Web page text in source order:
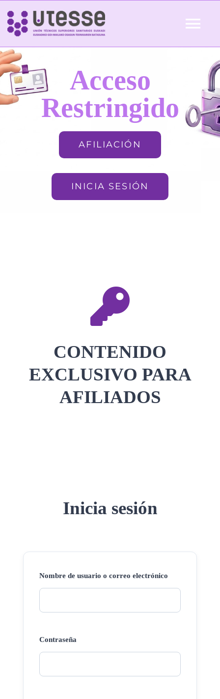
Skip
content
Inicio
QUIÉNES SOMOS Acceso
Restringido
AFILIACIÓN
INICIA SESIÓN
CONTENIDO
EXCLUSIVO PARA
AFILIADOS
Inicia sesión
Nombre de usuario o correo electrónico
Contraseña